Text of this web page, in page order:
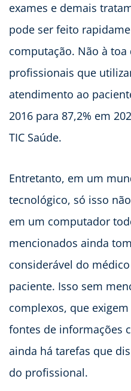
exames e demais
pode ser feito
computação. Não à
profissionais que
atendimento ao
2016 para 87,2% em
TIC Saúde.
Entretanto, em um
tecnológico, só isso
em um computador
mencionados ainda
considerável do
paciente. Isso sem
complexos, que
fontes de informações
ainda há tarefas que
do profissional.